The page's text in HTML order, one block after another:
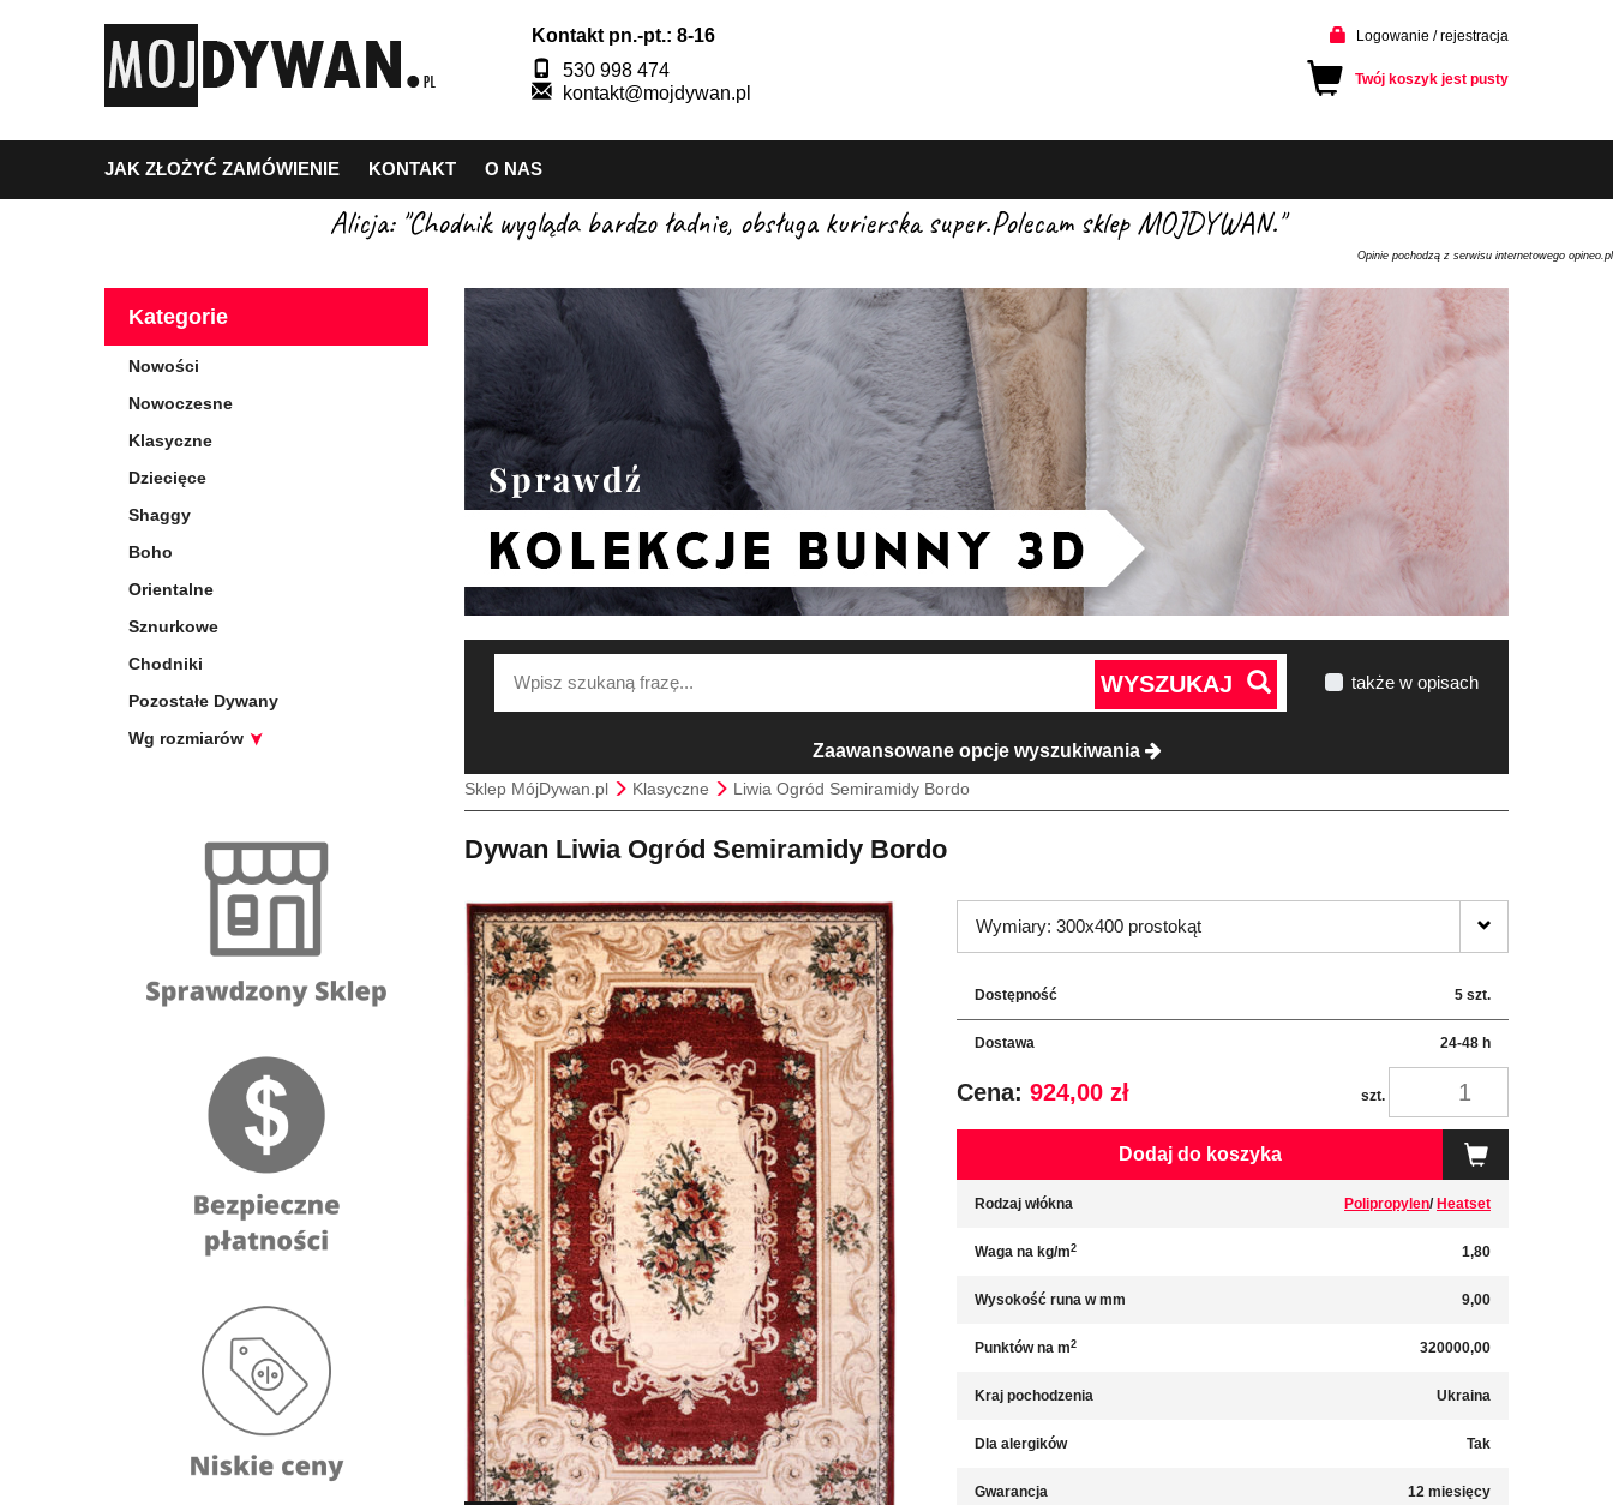
Kontakt pn.-pt.: 8-16
530 998 474
kontakt@mojdywan.pl
Logowanie / rejestracja
Twój koszyk jest pusty
JAK ZŁOŻYĆ ZAMÓWIENIE KONTAKT O NAS
Alicja: "Chodnik wygląda bardzo ładnie, obsługa kurierska super.Polecam sklep MOJDYWAN."
Opinie pochodzą z serwisu internetowego opineo.pl
WYSZUKAJ także w opisach
Zaawansowane opcje wyszukiwania
Sklep MójDywan.pl Klasyczne Liwia Ogród Semiramidy Bordo
Dywan Liwia Ogród Semiramidy Bordo
Wymiary: 300x400 prostokąt
Dostępność 5 szt.
Dostawa 24-48 h
Cena: 924,00 zł szt.
Dodaj do koszyka
Rodzaj włókna Polipropylen/ Heatset
Waga na kg/m2 1,80
Wysokość runa w mm 9,00
Punktów na m2 320000,00
Kraj pochodzenia Ukraina
Dla alergików Tak
Gwarancja 12 miesięcy
Kategorie
Nowości
Nowoczesne
Klasyczne
Dziecięce
Shaggy
Boho
Orientalne
Sznurkowe
Chodniki
Pozostałe Dywany
Wg rozmiarów